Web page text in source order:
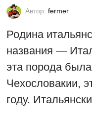
Автор: fermer
Родина
названия —
эта порода
Чехословакии,
году.